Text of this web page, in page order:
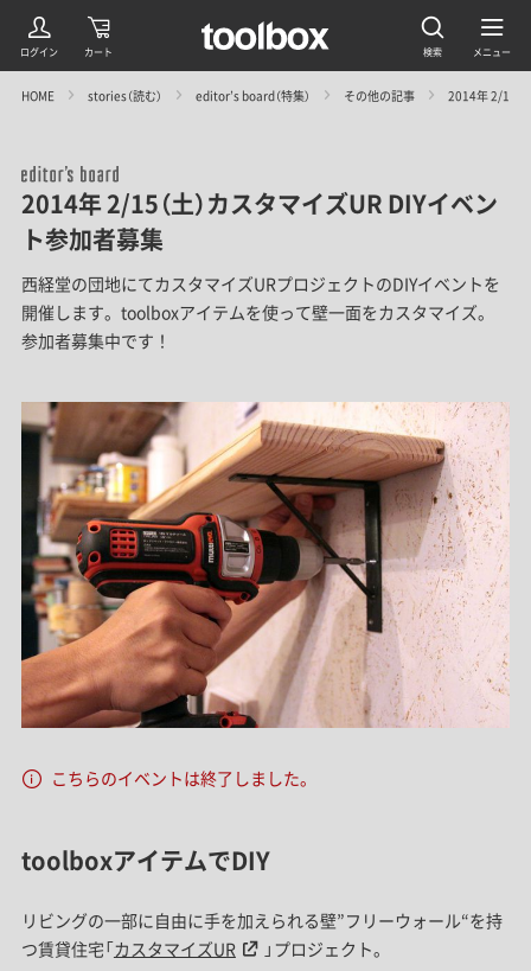
HOME stories（読む） editor’s board（特集） その他の記事 2014年 2/15（
2014年 2/15（土）カスタマイズUR DIYイベン
ト参加者募集
西経堂の団地にてカスタマイズURプロジェクトのDIYイベントを
開催します。toolboxアイテムを使って壁一面をカスタマイズ。
参加者募集中です！
こちらのイベントは終了しました。
toolboxアイテムでDIY
リビングの一部に自由に手を加えられる壁”フリーウォール“を持
つ賃貸住宅「カスタマイズUR 」プロジェクト。